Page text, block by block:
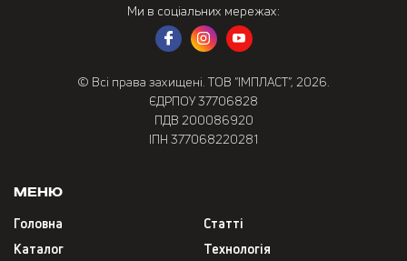
Ми в соціальних мережах:
© Всі права захищені. ТОВ “ІМПЛАСТ”, 2026.
ЄДРПОУ 37706828
ПДВ 200086920
ІПН 377068220281
Меню
Головна
Каталог
Статті
Технологія